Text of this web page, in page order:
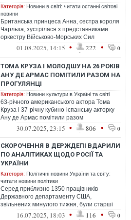
Категорія: Новини в світі: читати останні світові
новини
Британська принцеса Анна, сестра короля
Чарльза, зустрілася з представниками
оркестру Військово-Морських Сил
Збройних сил України
01.08.2025, 14:15 • 222 • 0
ТОМА КРУЗА І МОЛОДШУ НА 26 РОКІВ
АНУ ДЕ АРМАС ПОМІТИЛИ РАЗОМ НА
ПРОГУЛЯНЦІ
Категорія: Новини культури в Україні та світі
63-річного американського актора Тома
Круза і 37-річну кубино-іспанську акторку
Ану де Армас помітили разом
на прогулянці в мальовничому штаті
30.07.2025, 23:15 • 806 • 0
СКОРОЧЕННЯ В ДЕРЖДЕПІ ВДАРИЛИ
ПО АНАЛІТИКАХ ЩОДО РОСІЇ ТА
УКРАЇНИ
Категорія: Політичні новини України та світу:
читати новини політики
Серед приблизно 1350 працівників
Державного департаменту США,
звільнених минулого тижня, були старші
аналітики бюро розвідки, в тому числі
16.07.2025, 18:03 • 116 • 0